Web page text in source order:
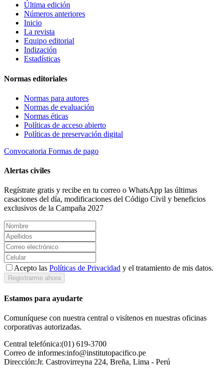
Última edición
Números anteriores
Inicio
La revista
Equipo editorial
Indización
Estadísticas
Normas editoriales
Normas para autores
Normas de evaluación
Normas éticas
Políticas de acceso abierto
Políticas de preservación digital
Convocatoria Formas de pago
Alertas civiles
Regístrate gratis y recibe en tu correo o WhatsApp las últimas
casaciones del día, modificaciones del Código Civil y beneficios
exclusivos de la Campaña 2027
Acepto las Políticas de Privacidad y el tratamiento de mis datos.
Registrarme ahora
Estamos para ayudarte
Comuníquese con nuestra central o visítenos en nuestras oficinas
corporativas autorizadas.
Central telefónica:(01) 619-3700
Correo de informes:info@institutopacifico.pe
Dirección:Jr. Castrovirreyna 224, Breña, Lima - Perú